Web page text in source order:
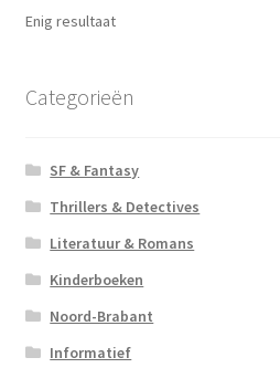
Enig resultaat
Categorieën
SF & Fantasy
Thrillers & Detectives
Literatuur & Romans
Kinderboeken
Noord-Brabant
Informatief